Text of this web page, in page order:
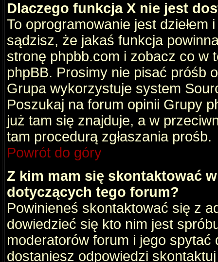
Dlaczego funkcja X nie jest
To oprogramowanie jest dziełem
sądzisz, że jakaś funkcja
stronę phpbb.com i zobacz co w
phpBB. Prosimy nie pisać próśb
Grupa wykorzystuje system
Poszukaj na forum opinii Grupy
już tam się znajduje, a w
tam procedurą zgłaszania prośb.
Powrót do góry
Z kim mam się skontaktować
dotyczących tego forum?
Powinieneś skontaktować się z
dowiedzieć się kto nim jest
moderatorów forum i jego
dostaniesz odpowiedzi